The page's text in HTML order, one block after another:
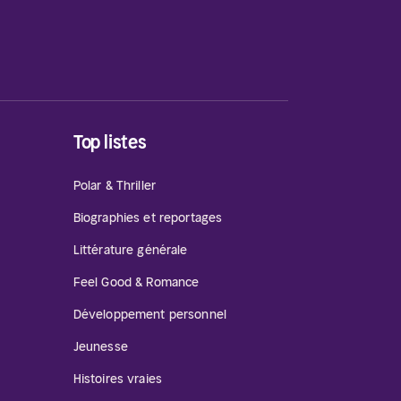
Top listes
Polar & Thriller
Biographies et reportages
Littérature générale
Feel Good & Romance
Développement personnel
Jeunesse
Histoires vraies